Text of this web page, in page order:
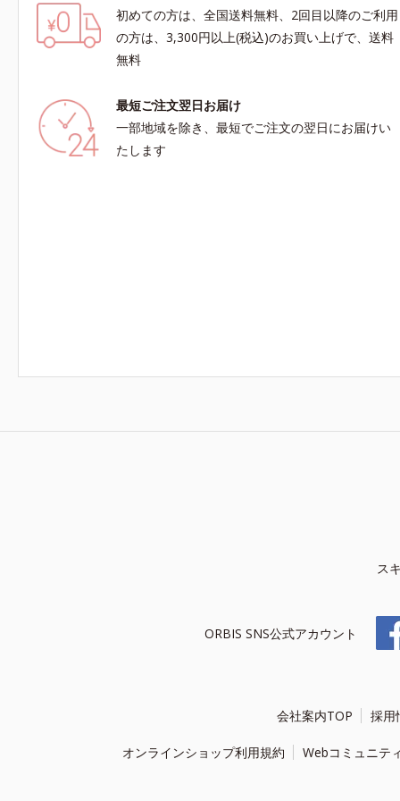
初めての方は、全国送料無料、2回目以降のご利用
の方は、3,300円以上(税込)のお買い上げで、送料
無料
最短ご注文翌日お届け
一部地域を除き、最短でご注文の翌日にお届けい
たします
ス
ORBIS SNS公式アカウント
会社案内TOP 採用
オンラインショップ利用規約 Webコミュニテ